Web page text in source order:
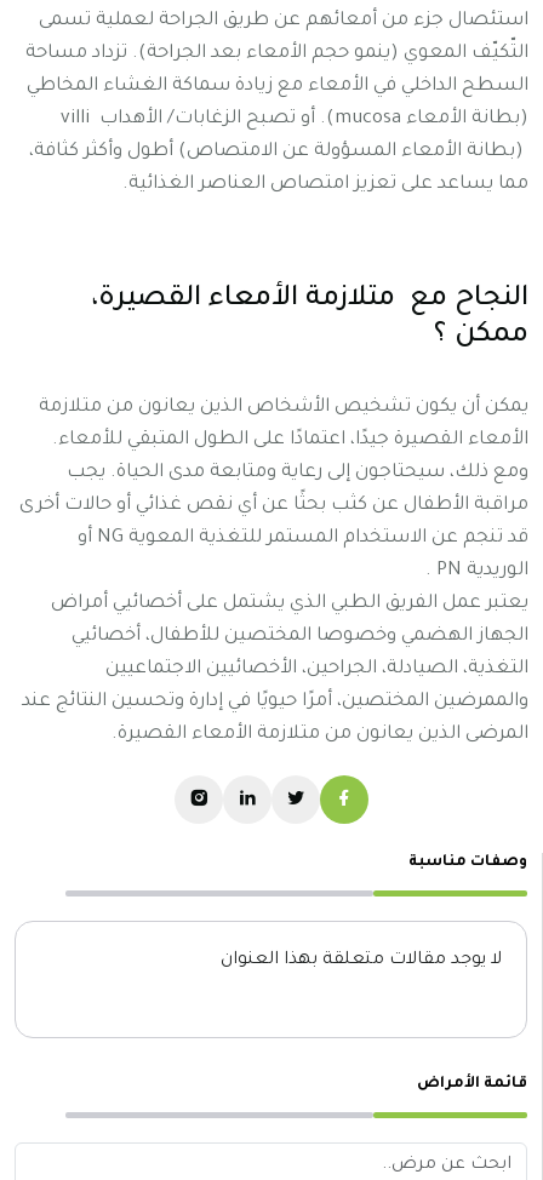
استئصال جزء من أمعائهم عن طريق الجراحة لعملية تسمى
التّكيّف المعوي (ينمو حجم الأمعاء بعد الجراحة). تزداد مساحة
السطح الداخلي في الأمعاء مع زيادة سماكة الغشاء المخاطي
(بطانة الأمعاء mucosa). أو تصبح الزغابات/ الأهداب villi
(بطانة الأمعاء المسؤولة عن الامتصاص) أطول وأكثر كثافة،
مما يساعد على تعزيز امتصاص العناصر الغذائية.
النجاح مع متلازمة الأمعاء القصيرة،
ممكن ؟
يمكن أن يكون تشخيص الأشخاص الذين يعانون من متلازمة
الأمعاء القصيرة جيدًا، اعتمادًا على الطول المتبقي للأمعاء.
ومع ذلك، سيحتاجون إلى رعاية ومتابعة مدى الحياة. يجب
مراقبة الأطفال عن كثب بحثًا عن أي نقص غذائي أو حالات أخرى
قد تنجم عن الاستخدام المستمر للتغذية المعوية NG أو
الوريدية PN .
يعتبر عمل الفريق الطبي الذي يشتمل على أخصائيي أمراض
الجهاز الهضمي وخصوصا المختصين للأطفال، أخصائيي
التغذية، الصيادلة، الجراحين، الأخصائيين الاجتماعيين
والممرضين المختصين، أمرًا حيويًا في إدارة وتحسين النتائج عند
المرضى الذين يعانون من متلازمة الأمعاء القصيرة.
وصفات مناسبة
لا يوجد مقالات متعلقة بهذا العنوان
قائمة الأمراض